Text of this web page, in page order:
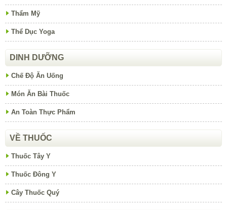
Thẩm Mỹ
Thể Dục Yoga
DINH DƯỠNG
Chế Độ Ăn Uống
Món Ăn Bài Thuốc
An Toàn Thực Phẩm
VỀ THUỐC
Thuốc Tây Y
Thuốc Đông Y
Cây Thuốc Quý